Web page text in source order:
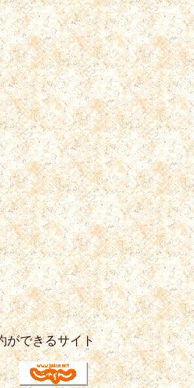
ができるサイト